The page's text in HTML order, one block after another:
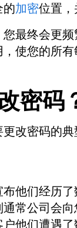
的加密位置
您最终会更
使您的所有
密码
改密码的典
他们经历
常公司会
他们遭遇